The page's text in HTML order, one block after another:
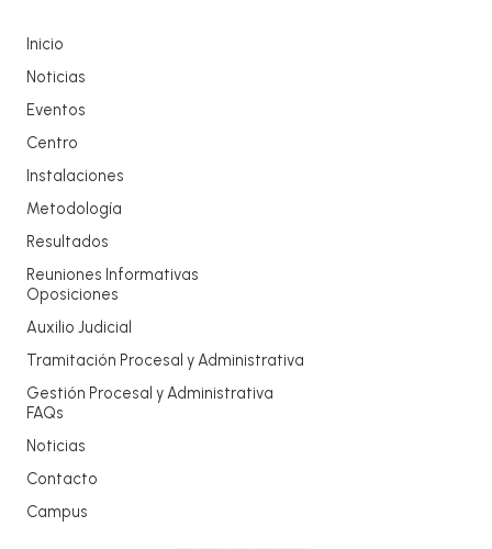
Inicio
Noticias
Eventos
Centro
Instalaciones
Metodología
Resultados
Reuniones Informativas
Oposiciones
Auxilio Judicial
Tramitación Procesal y Administrativa
Gestión Procesal y Administrativa
FAQs
Noticias
Contacto
Campus